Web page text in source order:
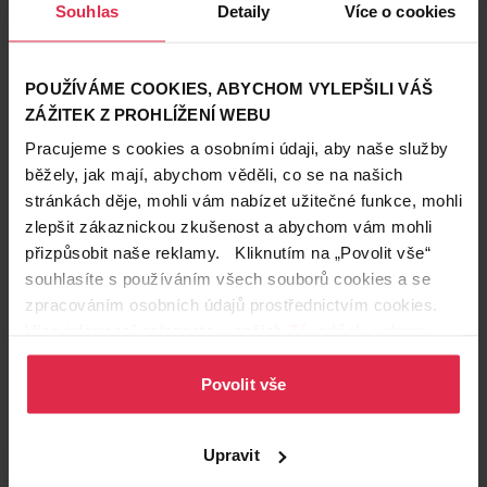
Souhlas Detaily Více o cookies
POUŽÍVÁME COOKIES, ABYCHOM VYLEPŠILI VÁŠ
ZÁŽITEK Z PROHLÍŽENÍ WEBU
Pracujeme s cookies a osobními údaji, aby naše služby
běžely, jak mají, abychom věděli, co se na našich
stránkách děje, mohli vám nabízet užitečné funkce, mohli
zlepšit zákaznickou zkušenost a abychom vám mohli
přizpůsobit naše reklamy. Kliknutím na „Povolit vše“
souhlasíte s používáním všech souborů cookies a se
zpracováním osobních údajů prostřednictvím cookies.
osobních údajů.
Povolit vše
Upravit
Parfémy a vůně
9. 11. 2022
Nové vůně pro může a ženy
Vánoce se blíží, obdarujte své blízké novou vůní od známých
značek jako MEXX, ARIANA GRANDE, TOM TAILOR, HUGO
BOSS a další. Jak ale vybrat správnou vůni? A jak se vyznat v
označení?